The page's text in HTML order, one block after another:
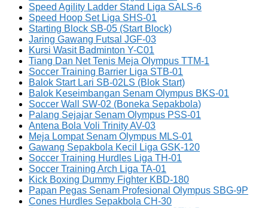
Speed Agility Ladder Stand Liga SALS-6
Speed Hoop Set Liga SHS-01
Starting Block SB-05 (Start Block)
Jaring Gawang Futsal JGF-03
Kursi Wasit Badminton Y-C01
Tiang Dan Net Tenis Meja Olympus TTM-1
Soccer Training Barrier Liga STB-01
Balok Start Lari SB-02LS (Blok Start)
Balok Keseimbangan Senam Olympus BKS-01
Soccer Wall SW-02 (Boneka Sepakbola)
Palang Sejajar Senam Olympus PSS-01
Antena Bola Voli Trinity AV-03
Meja Lompat Senam Olympus MLS-01
Gawang Sepakbola Kecil Liga GSK-120
Soccer Training Hurdles Liga TH-01
Soccer Training Arch Liga TA-01
Kick Boxing Dummy Fighter KBD-180
Papan Pegas Senam Profesional Olympus SBG-9P
Cones Hurdles Sepakbola CH-30